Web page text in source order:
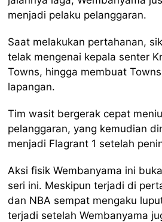
menjadi pelaku pelanggaran.
Saat melakukan pertahanan,
telak mengenai kepala senter
Towns, hingga membuat
lapangan.
Tim wasit bergerak cepat
pelanggaran, yang kemudian
menjadi Flagrant 1 setelah
Aksi fisik Wembanyama ini
seri ini. Meskipun terjadi di
dan NBA sempat mengaku
terjadi setelah Wembanyama